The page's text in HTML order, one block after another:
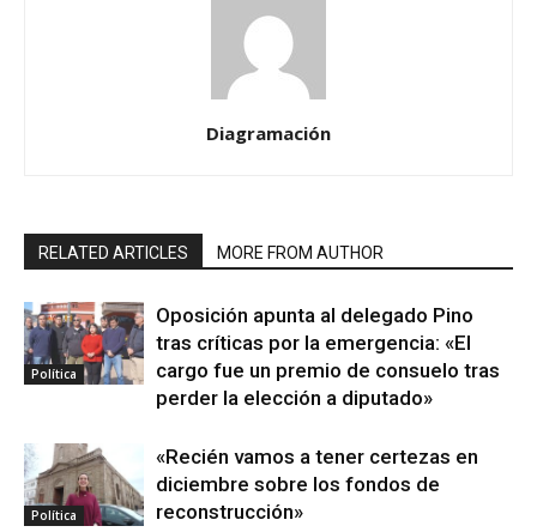
Diagramación
RELATED ARTICLES MORE FROM AUTHOR
Política
Oposición apunta al delegado Pino
tras críticas por la emergencia: «El
cargo fue un premio de consuelo tras
perder la elección a diputado»
Política
«Recién vamos a tener certezas en
diciembre sobre los fondos de
reconstrucción»